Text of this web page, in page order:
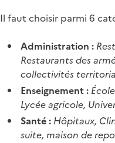
Il faut choisir parmi 6
Administration :
Restaurants des
collectivités
Enseignement :
Lycée agricole,
Santé : Hôpitaux,
suite, maison de